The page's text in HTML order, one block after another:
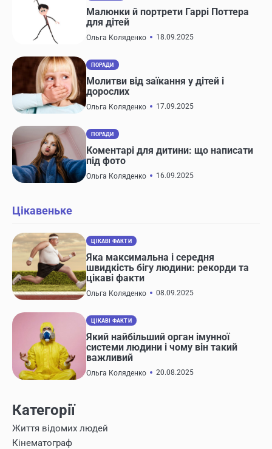
Малюнки й портрети Гаррі Поттера
для дітей
Ольга Коляденко 18.09.2025
ПОРАДИ
Молитви від заїкання у дітей і
дорослих
Ольга Коляденко 17.09.2025
ПОРАДИ
Коментарі для дитини: що написати
під фото
Ольга Коляденко 16.09.2025
Цікавеньке
ЦІКАВІ ФАКТИ
Яка максимальна і середня
швидкість бігу людини: рекорди та
цікаві факти
Ольга Коляденко 08.09.2025
ЦІКАВІ ФАКТИ
Який найбільший орган імунної
системи людини і чому він такий
важливий
Ольга Коляденко 20.08.2025
Категорії
Життя відомих людей
Кінематограф